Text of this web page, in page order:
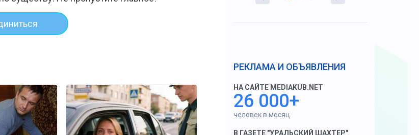
РЕКЛАМА И ОБЪЯВЛЕНИЯ
НА САЙТЕ MEDIAKUB.NET
26 000+
человек в месяц
В ГАЗЕТЕ "УРАЛЬСКИЙ ШАХТЕР"